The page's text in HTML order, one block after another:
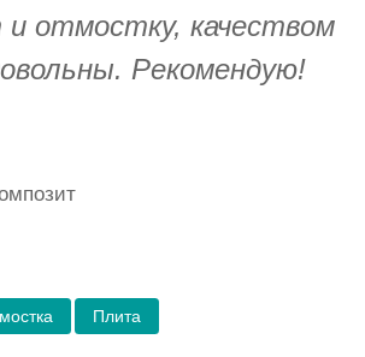
отмостку, качеством
Рекомендую!
Плита